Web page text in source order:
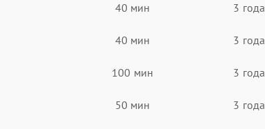
40 мин 3 года
40 мин 3 года
100 мин 3 года
50 мин 3 года